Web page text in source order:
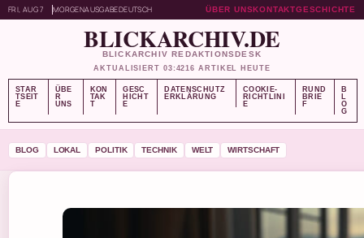
FRI, AUG 7 MORGENAUSGABEDEUTSCH ÜBER UNSKONTAKTGESCHICHTE
BLICKARCHIV.DE
BLICKARCHIV REDAKTIONSDESK
AKTUALISIERT 03:4216 ARTIKEL HEUTE
STAR
TSEIT
E
ÜBE
R
UNS
KON
TAK
T
GESC
HICHT
E
DATENSCHUTZ
ERKLÄRUNG
COOKIE-
RICHTLINI
E
RUND
BRIE
F
B
L
O
G
BLOG LOKAL POLITIK TECHNIK WELT WIRTSCHAFT